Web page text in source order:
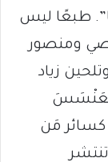
طبعًا ليس
ومنصور
زياد
مَن